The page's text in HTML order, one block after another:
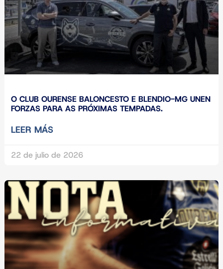
O CLUB OURENSE BALONCESTO E BLENDIO-MG UNEN
FORZAS PARA AS PRÓXIMAS TEMPADAS.
LEER MÁS
22 de julio de 2026